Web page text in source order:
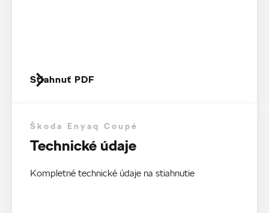
Stiahnuť PDF
Škoda Enyaq Coupé
Technické údaje
Kompletné technické údaje na stiahnutie